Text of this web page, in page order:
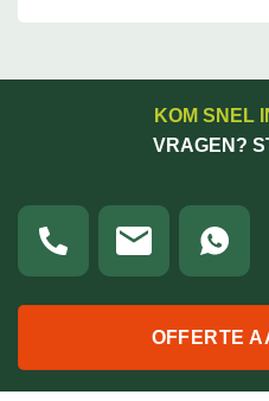
KOM SNEL
VRAGEN?
OFFERTE